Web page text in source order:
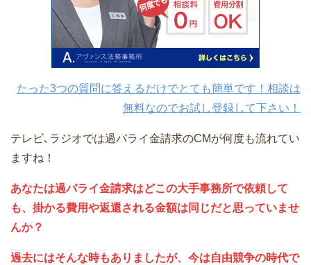
たった3つの質問に答えるだけでとても簡単です！相談は
無料なのでお試し登録して下さい！
テレビ､ラジオでは過バライ金請求のCMが何度も流れてい
ますね！
あなたは過バライ金請求はどこの大手事務所で依頼して
も、掛かる費用や返還される金額は同じだと思っていませ
んか？
過去にはそんな時もありましたが、今は自由競争の時代で